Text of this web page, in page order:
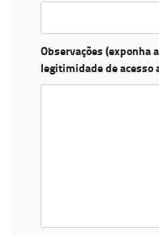
Observações (exponha
legitimidade de acesso